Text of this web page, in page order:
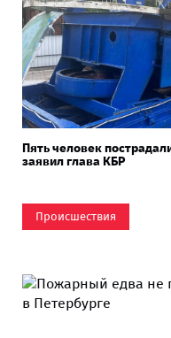
Пять человек
заявил глава КБР
Происшествия